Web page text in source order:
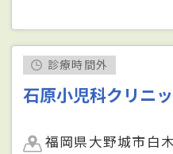
診療時間外
石原小児科クリニ
福岡県大野城市白